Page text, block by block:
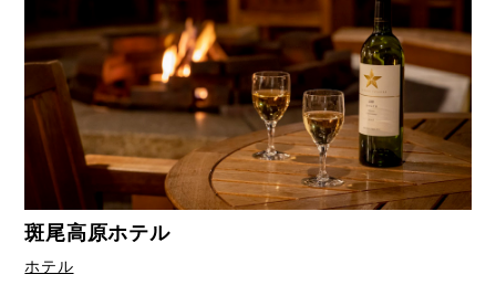
斑尾高原ホテル
ホテル